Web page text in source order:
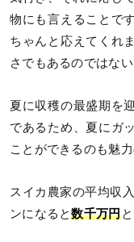
物にも言えることで
ちゃんと応えてくれ
さでもあるのではない
夏に収穫の最盛期を
であるため、夏にガ
ことができるのも魅力
スイカ農家の平均収
ンになると数千万円